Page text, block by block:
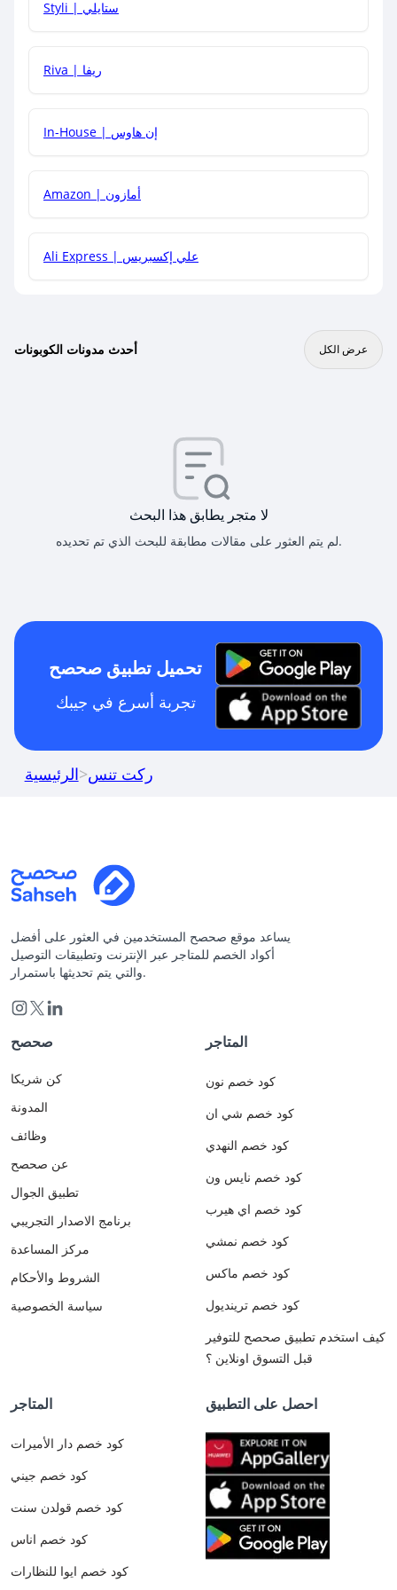
هل يمكنني جمع كود خصم مع العروض الأخرى؟
Styli | ستايلي
Riva | ريفا
In-House | إن هاوس
Amazon | أمازون
Ali Express | علي إكسبريس
أحدث مدونات الكوبونات عرض الكل
لا متجر يطابق هذا البحث
لم يتم العثور على مقالات مطابقة للبحث الذي تم تحديده.
تحميل تطبيق صحصح
تجربة أسرع في جيبك
الرئيسية>ركت تنس
يساعد موقع صحصح المستخدمين في العثور على أفضل
أكواد الخصم للمتاجر عبر الإنترنت وتطبيقات التوصيل
والتي يتم تحديثها باستمرار.
صحصح
كن شريكا
المدونة
وظائف
عن صحصح
تطبيق الجوال
برنامج الاصدار التجريبي
مركز المساعدة
الشروط والأحكام
سياسة الخصوصية
المتاجر
كود خصم نون
كود خصم شي ان
كود خصم النهدي
كود خصم نايس ون
كود خصم اي هيرب
كود خصم نمشي
كود خصم ماكس
كود خصم ترينديول
كيف استخدم تطبيق صحصح للتوفير
قبل التسوق اونلاين ؟
المتاجر
كود خصم دار الأميرات
كود خصم جيني
كود خصم قولدن سنت
كود خصم اناس
كود خصم ايوا للنظارات
احصل على التطبيق